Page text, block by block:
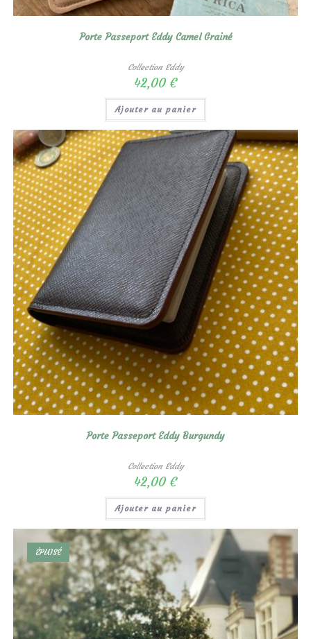
Porte Passeport Eddy Camel Grainé
Collection Eddy
42,00 €
Ajouter au panier
Porte Passeport Eddy Burgundy
Collection Eddy
42,00 €
Ajouter au panier
ÉPUISÉ